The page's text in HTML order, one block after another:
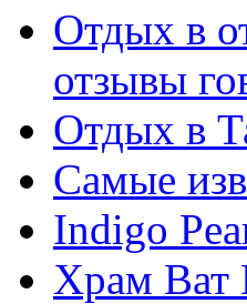
Отдых в
отзывы
Отдых в
Самые
Indigo
Храм Ват